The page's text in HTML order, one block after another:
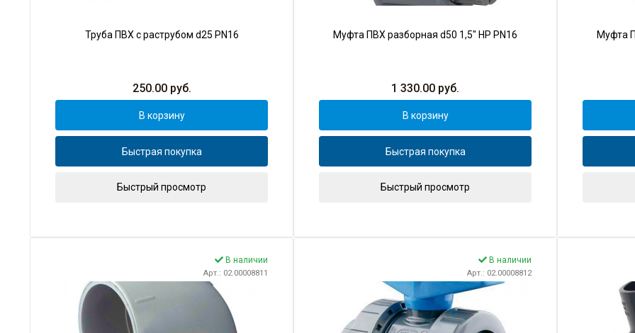
Труба ПВХ с раструбом d25 PN16
250.00руб.
В корзину
Быстрая покупка
Быстрый просмотр
Муфта ПВХ разборная d50 1,5" НР PN16
1 330.00 руб.
В корзину
Быстрая покупка
Быстрый просмотр
Муфта
В наличии
Арт.: 02.00008811
В наличии
Арт.: 02.00008812